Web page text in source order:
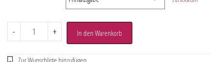
- + In den Warenkorb